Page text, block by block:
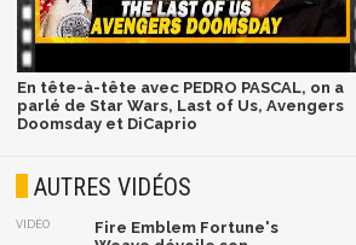
En tête-à-tête avec PEDRO PASCAL, on a
parlé de Star Wars, Last of Us, Avengers
Doomsday et DiCaprio
AUTRES VIDÉOS
VIDÉO
Fire Emblem Fortune's